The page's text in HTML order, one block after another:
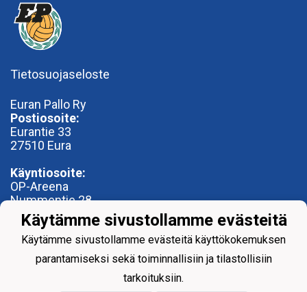
Tietosuojaseloste
Euran Pallo Ry
Postiosoite:
Eurantie 33
27510 Eura
Käyntiosoite:
OP-Areena
Nummentie 28
27500 Kauttua
toimisto@euranpallo.fi
Käytämme sivustollamme evästeitä
Käytämme sivustollamme evästeitä käyttökokemuksen
parantamiseksi sekä toiminnallisiin ja tilastollisiin
tarkoituksiin.